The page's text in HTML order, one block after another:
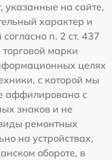
указанные на сайте,
характер и
п. 2 ст. 437
марки
целях
с которой мы
аффилирована с
знаков и не
ремонтных
на устройствах,
обороте, в